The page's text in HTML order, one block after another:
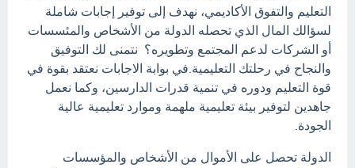
التعليم والتفوق الأكاديمي، نهدف إلى توفير إجابات شاملة
لسؤالك المال الذي تحصله الدولة من الأشخاص والمئسسات
أو الشركات لدعم المجتمع وتطويره؟ نتمنى لك التوفيق
والنجاح في رحلتك التعليمية.في بوابة الاجابات نعتقد بقوة في
قوة التعليم ودوره في تنمية قدرات الدارسين، وكما نعمل
جاهدين لتوفير بيئة تعليمية ملهمة وموارد تعليمية عالية
الجودة.
الدولة تحصل على الأموال من الأشخاص والمؤسسات